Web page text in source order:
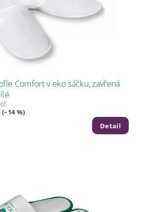
Comfort v eko sáčku, zavřená
%)
Detail